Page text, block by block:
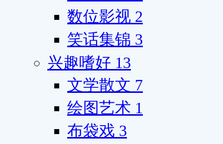
数位影视 2
笑话集锦 3
兴趣嗜好 13
文学散文 7
绘图艺术 1
布袋戏 3